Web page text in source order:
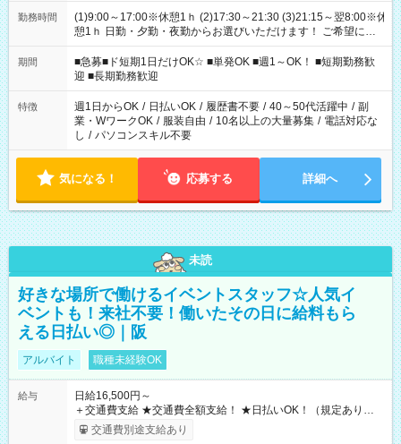
勤務時間
(1)9:00～17:00※休憩1ｈ (2)17:30～21:30 (3)21:15～翌8:00※休
憩1ｈ 日勤・夕勤・夜勤からお選びいただけます！ ご希望に合
わせて働けるお仕事です(*^^*) 【その他選べる勤務時間】 8-17
時/9-17時/9-18時/10-18時/11-21時/18-22時/20-翌4時/21-翌5
時/22-翌6時/0-翌8時 ご自身のご都合で選んで頂ける完全自由シ
フト！
期間
■急募■ド短期1日だけOK☆ ■単発OK ■週1～OK！ ■短期勤務歓
迎 ■長期勤務歓迎
特徴 週1日からOK / 日払いOK / 履歴書不要 / 40～50代活躍中 / 副
業・WワークOK / 服装自由 / 10名以上の大量募集 / 電話対応な
し / パソコンスキル不要
気になる！ 応募する 詳細へ
未読
好きな場所で働けるイベントスタッフ☆人気イ
ベントも！来社不要！働いたその日に給料もら
える日払い◎｜阪
アルバイト 職種未経験OK
給与
日給16,500円～
＋交通費支給 ★交通費全額支給！ ★日払いOK！（規定あり） ┗
働いたその日に現金GET♪ お仕事後はコンビニATMから 日払
交通費別途支給あり